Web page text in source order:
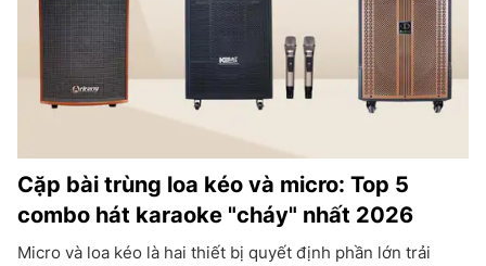
Cặp bài trùng loa kéo và micro: Top 5
combo hát karaoke "cháy" nhất 2026
Micro và loa kéo là hai thiết bị quyết định phần lớn trải